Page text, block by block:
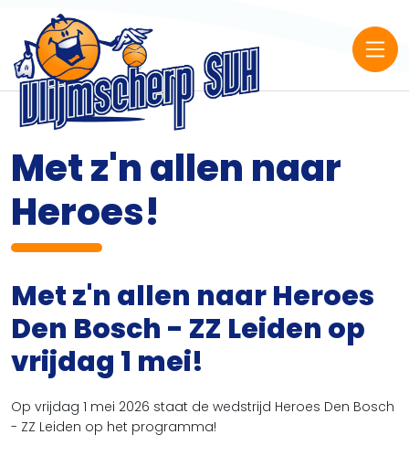
Met z'n allen naar
Heroes!
Met z'n allen naar Heroes
Den Bosch - ZZ Leiden op
vrijdag 1 mei!
Op vrijdag 1 mei 2026 staat de wedstrijd Heroes Den Bosch
- ZZ Leiden op het programma!